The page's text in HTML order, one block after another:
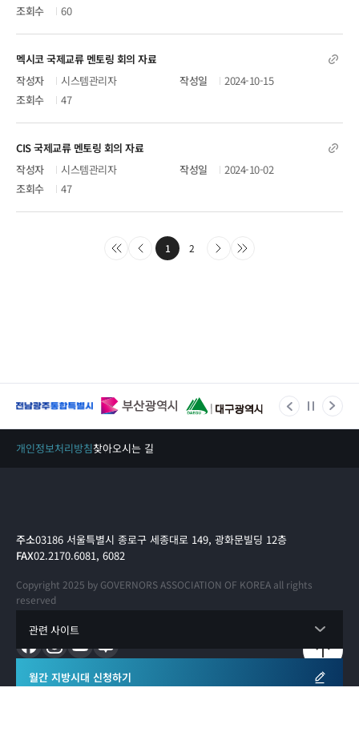
60
멕시코 국제교류 멘토링 회의 자료
시스템관리자
2024-10-15
47
CIS 국제교류 멘토링 회의 자료
시스템관리자
2024-10-02
47
1 2
개인정보처리방침찾아오시는 길
관련 사이트
주소03186 서울특별시 종로구 세종대로 149, 광화문빌딩 12층
FAX02.2170.6081, 6082
Copyright 2025 by GOVERNORS ASSOCIATION OF KOREA all rights
reserved
월간 지방시대 신청하기